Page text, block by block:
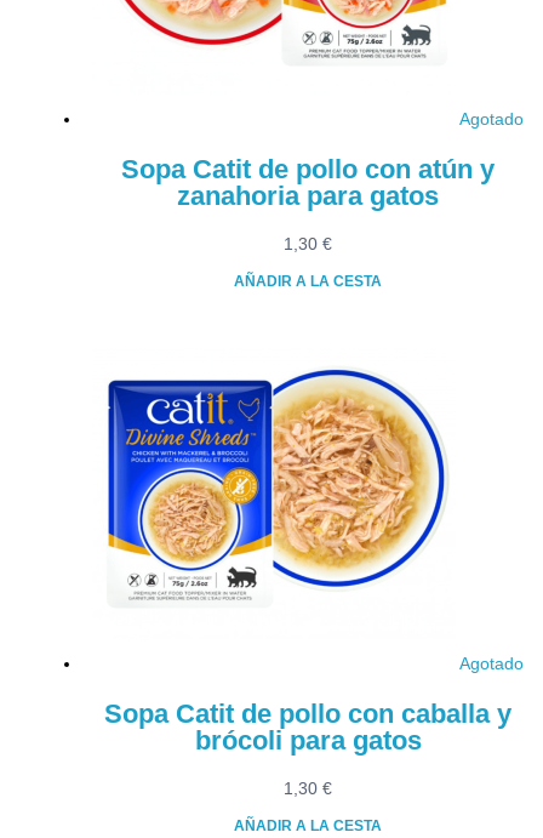
Agotado
Sopa Catit de pollo con atún y
zanahoria para gatos
1,30 €
AÑADIR A LA CESTA
Agotado
Sopa Catit de pollo con caballa y
brócoli para gatos
1,30 €
AÑADIR A LA CESTA